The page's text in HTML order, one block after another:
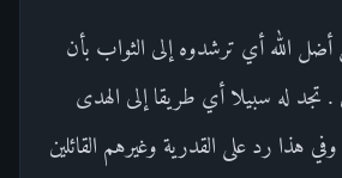
أضل الله أي ترشدوه إلى الثواب بأن
. تجد له سبيلا أي طريقا إلى الهدى
هذا رد على القدرية وغيرهم القائلين